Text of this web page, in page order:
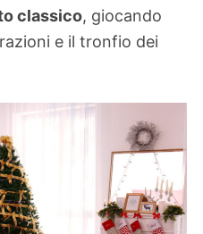
classico, giocando
e il tronfio dei